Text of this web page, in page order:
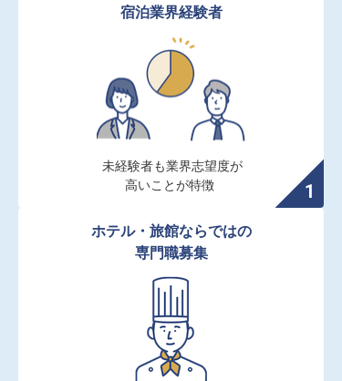
宿泊業界経験者
未経験者も業界志望度が
高いことが特徴
ホテル・旅館ならではの
専門職募集